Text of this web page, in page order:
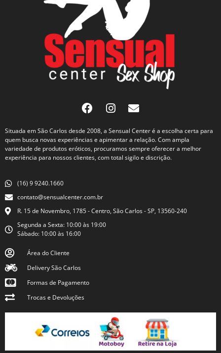
Situada em São Carlos desde 2008, a Sensual Center é a escolha certa para
quem busca novas experiências e apimentar a relação. Com ampla
variedade de produtos eróticos, procuramos sempre oferecer a melhor
experiência para nossos clientes, com total sigilo e discrição.
(16) 9 9240.1660
contato@sensualcenter.com.br
R. 15 de Novembro, 1785 - Centro, São Carlos - SP, 13560-240
Segunda a Sexta: 10:00 às 19:00
Sábado: 10:00 às 16:00
Área do Cliente
Delivery São Carlos
Formas de Pagamento
Trocas e Devoluções